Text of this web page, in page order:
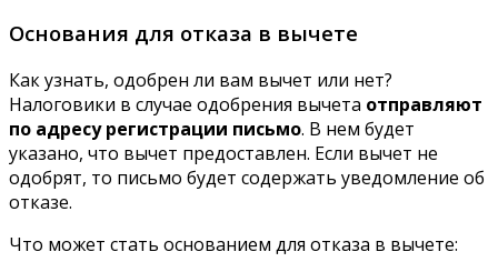
Основания для отказа в вычете
Как узнать, одобрен ли вам вычет или нет?
Налоговики в случае одобрения вычета отправляют
по адресу регистрации письмо. В нем будет
указано, что вычет предоставлен. Если вычет не
одобрят, то письмо будет содержать уведомление об
отказе.
Что может стать основанием для отказа в вычете: